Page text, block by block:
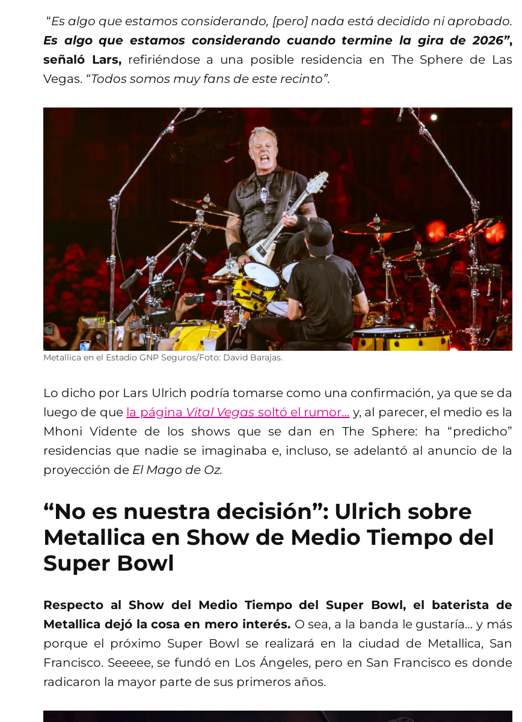
“Es algo que estamos considerando, [pero] nada está decidido ni aprobado.
Es algo que estamos considerando cuando termine la gira de 2026”,
señaló Lars,refiriéndose a una posible residencia en The Sphere de Las
Vegas. “Todos somos muy fans de este recinto”.
Metallica en el Estadio GNP Seguros/Foto: David Barajas.
Lo dicho por Lars Ulrich podría tomarse como una confirmación, ya que se da
luego de que la página Vital Vegas soltó el rumor… y, al parecer, el medio es la
Mhoni Vidente de los shows que se dan en The Sphere: ha “predicho”
residencias que nadie se imaginaba e, incluso, se adelantó al anuncio de la
proyección de El Mago de Oz.
“No es nuestra decisión”: Ulrich sobre
Metallica en Show de Medio Tiempo del
Super Bowl
Respecto al Show del Medio Tiempo del Super Bowl, el baterista de
Metallica dejó la cosa en mero interés. O sea, a la banda le gustaría… y más
porque el próximo Super Bowl se realizará en la ciudad de Metallica, San
Francisco. Seeeee, se fundó en Los Ángeles, pero en San Francisco es donde
radicaron la mayor parte de sus primeros años.